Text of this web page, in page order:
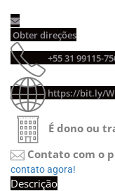
Obter direções
+55 31 99115-
https://bit.ly/
É dono ou
Contato com o
contato agora!
Descrição